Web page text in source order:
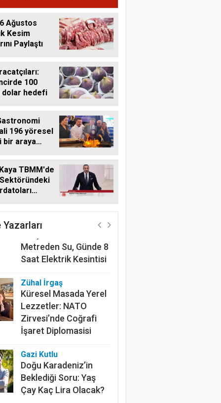
Ağustos
Kesim
Paylaştı
100
dolar hedefi
196 yöresel
bir araya
TBMM'de
Yazarları
Harun Göksel
220 Kilometrelik
Kanalın Sonundaki Acı
Metreden Su, Günde 8
Saat Elektrik Kesintisi
Zühal İrgaş
Küresel Masada Yerel
Lezzetler: NATO
Zirvesi’nde Coğrafi
İşaret Diplomasisi
Gazi Kutlu
Doğu Karadeniz’in
Beklediği Soru: Yaş
Çay Kaç Lira Olacak?